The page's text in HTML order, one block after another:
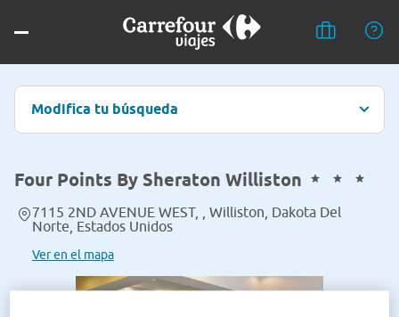
Modifica tu búsqueda
Four Points By Sheraton Williston
7115 2ND AVENUE WEST, , Williston, Dakota Del
Norte, Estados Unidos
Ver en el mapa